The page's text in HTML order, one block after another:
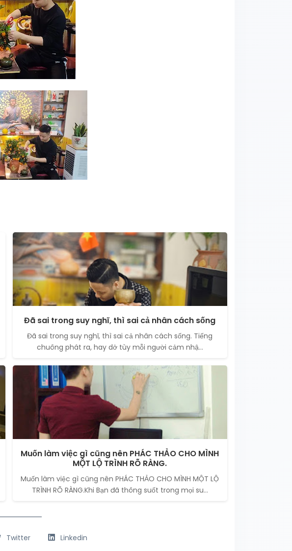
Đã sai trong suy nghĩ, thì sai cả nhân cách sống
Đã sai trong suy nghĩ, thì sai cả nhân cách sống. Tiếng
chuông phát ra, hay dở tùy mỗi người cảm nhậ...
Muốn làm việc gì cũng nên PHÁC THẢO CHO MÌNH
MỘT LỘ TRÌNH RÕ RÀNG.
Muốn làm việc gì cũng nên PHÁC THẢO CHO MÌNH MỘT LỘ
TRÌNH RÕ RÀNG.Khi Bạn đã thông suốt trong mọi su...
Twitter Linkedin